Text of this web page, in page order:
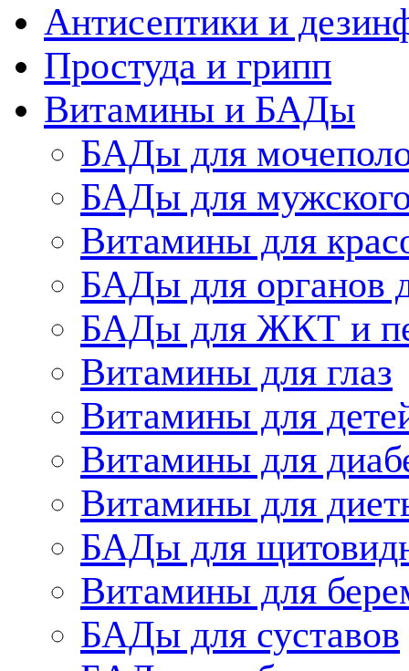
Антисептики и
Простуда и грипп
Витамины и БАДы
БАДы для
БАДы для
Витамины для
БАДы для органов
БАДы для ЖКТ и
Витамины для глаз
Витамины для
Витамины для
Витамины для
БАДы для
Витамины для
БАДы для суставов